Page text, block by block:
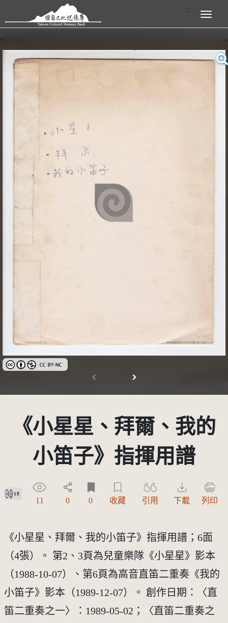
跳到主要內容區塊 展開選單
創用CC姓名標示-非商業性 3.0 台灣及其後版本(CC BY-NC 3.0 TW +)
《小星星、拜爾、我的
小笛子》指揮用譜
創用CC姓名標示 3.0 台灣及其後版本(CC BY 3.0 TW +)
11 0 0 收藏 引用 下載 列印
《小星星、拜爾、我的小笛子》指揮用譜；6面
（4張）。 第2、3頁為兒童樂隊《小星星》影本
（1988-10-07）、第6頁為高音直笛二重奏《我的
小笛子》影本（1989-12-07）。 創作日期：〈直
笛二重奏之一〉：1989-05-02；〈直笛二重奏之